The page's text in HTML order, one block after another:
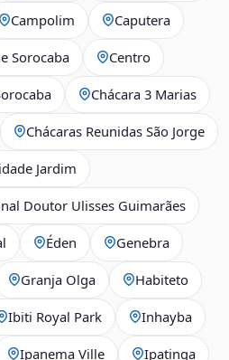
Campolim Caputera
Sorocaba Centro
Chácara 3 Marias
Chácaras Reunidas São Jorge
Jardim
Doutor Ulisses Guimarães
Éden Genebra
Granja Olga Habiteto
Ibiti Royal Park Inhayba
Ipanema Ville Ipatinga